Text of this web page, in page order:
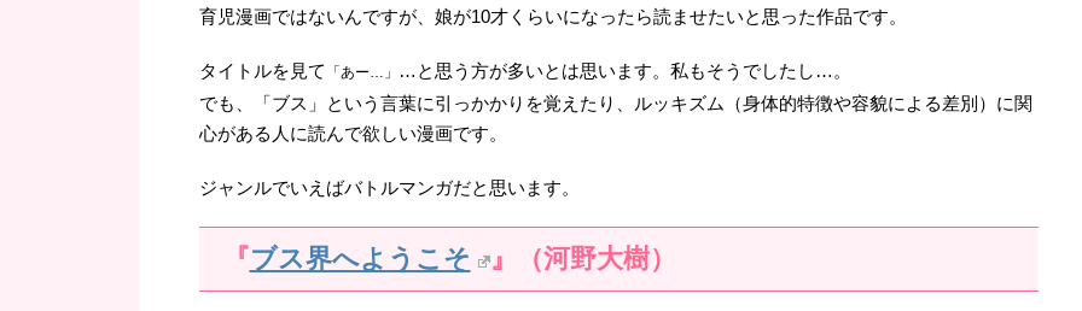
育児漫画ではないんですが、娘が10才くらいになったら読ませたいと思った作品です。
タイトルを見て 「あー…」
…と思う方が多いとは思います。私もそうでしたし…。
でも、「ブス」という言葉に引っかかりを覚えたり、ルッキズム（身体的特徴や容貌による差別）に関
心がある人に読んで欲しい漫画です。
ジャンルでいえばバトルマンガだと思います。
『ブス界へようこそ 』（河野大樹）